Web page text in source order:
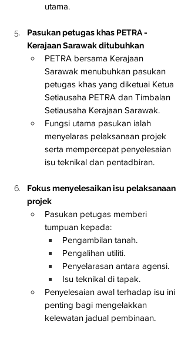
utama.
Pasukan petugas khas PETRA -
Kerajaan Sarawak ditubuhkan
PETRA bersama Kerajaan
Sarawak menubuhkan pasukan
petugas khas yang diketuai Ketua
Setiausaha PETRA dan Timbalan
Setiausaha Kerajaan Sarawak.
Fungsi utama pasukan ialah
menyelaras pelaksanaan projek
serta mempercepat penyelesaian
isu teknikal dan pentadbiran.
Fokus menyelesaikan isu pelaksanaan
projek
Pasukan petugas memberi
tumpuan kepada:
Pengambilan tanah.
Pengalihan utiliti.
Penyelarasan antara agensi.
Isu teknikal di tapak.
Penyelesaian awal terhadap isu ini
penting bagi mengelakkan
kelewatan jadual pembinaan.